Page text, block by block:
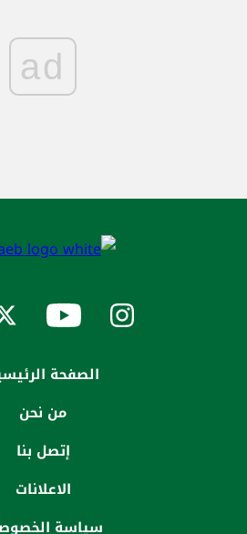
ad
الصفحة
من نحن
إتصل بنا
الاعلانات
سياسة